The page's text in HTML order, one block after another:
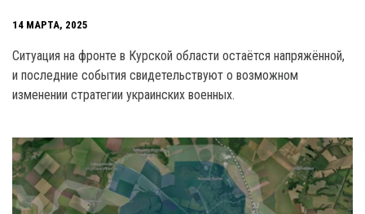
14 МАРТА, 2025
Ситуация на фронте в Курской области остаётся напряжённой,
и последние события свидетельствуют о возможном
изменении стратегии украинских военных.